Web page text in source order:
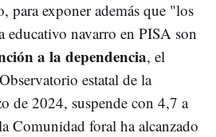
para exponer además que "los
educativo navarro en PISA son
a la dependencia, el
estatal de la
de 2024, suspende con 4,7 a
Comunidad foral ha alcanzado